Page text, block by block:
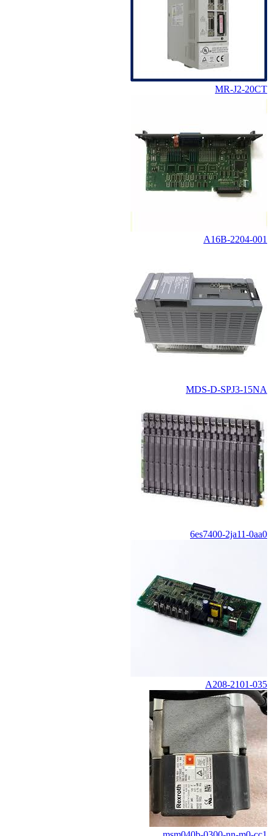
MR-J2-20CT
A16B-2204-001
MDS-D-SPJ3-15NA
6es7400-2ja11-0aa0
A208-2101-035